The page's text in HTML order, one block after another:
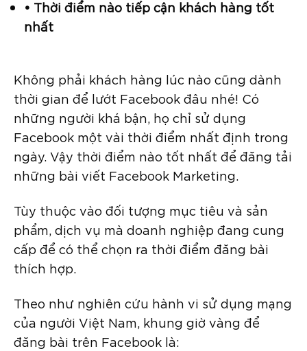
• Thời điểm nào tiếp cận khách hàng tốt
nhất
Không phải khách hàng lúc nào cũng dành
thời gian để lướt Facebook đâu nhé! Có
những người khá bận, họ chỉ sử dụng
Facebook một vài thời điểm nhất định trong
ngày. Vậy thời điểm nào tốt nhất để đăng tải
những bài viết Facebook Marketing.
Tùy thuộc vào đối tượng mục tiêu và sản
phẩm, dịch vụ mà doanh nghiệp đang cung
cấp để có thể chọn ra thời điểm đăng bài
thích hợp.
Theo như nghiên cứu hành vi sử dụng mạng
của người Việt Nam, khung giờ vàng để
đăng bài trên Facebook là: